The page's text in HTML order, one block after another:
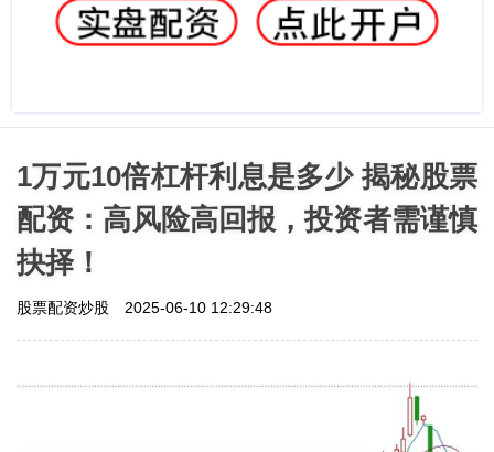
1万元10倍杠杆利息是多少 揭秘股票
配资：高风险高回报，投资者需谨慎
抉择！
股票配资炒股 2025-06-10 12:29:48